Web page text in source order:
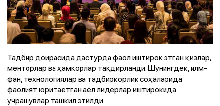
Тадбир доирасида дастурда фаол иштирок этган қизлар,
менторлар ва ҳамкорлар тақдирланди. Шунингдек, илм-
фан, технологиялар ва тадбиркорлик соҳаларида
фаолият юритаётган аёл лидерлар иштирокида
учрашувлар ташкил этилди.